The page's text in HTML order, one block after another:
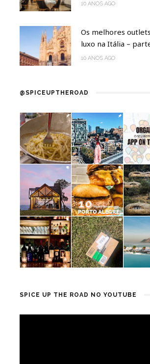
10 ANOS AGO
Os melhores
luxo na Itália –
10 ANOS AGO
@SPICEUPTHEROAD
SPICE UP THE ROAD NO YOUTUBE